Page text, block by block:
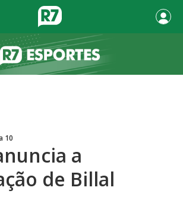
10
a
de Billal